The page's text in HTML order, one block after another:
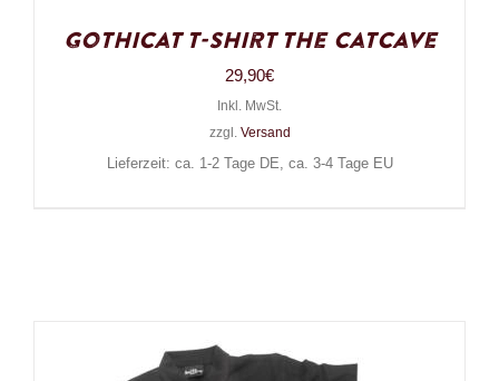
Gothicat T-Shirt The Catcave
29,90€
Inkl. MwSt.
zzgl. Versand
Lieferzeit: ca. 1-2 Tage DE, ca. 3-4 Tage EU